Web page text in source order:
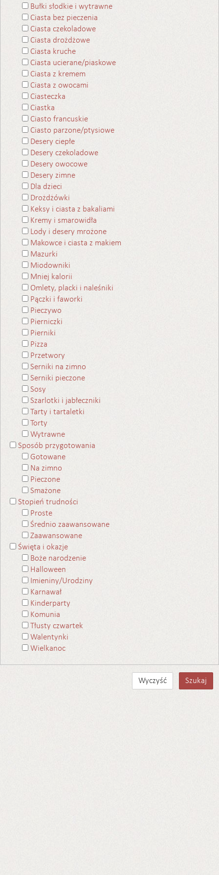
Bułki słodkie i wytrawne
Ciasta bez pieczenia
Ciasta czekoladowe
Ciasta drożdżowe
Ciasta kruche
Ciasta ucierane/piaskowe
Ciasta z kremem
Ciasta z owocami
Ciasteczka
Ciastka
Ciasto francuskie
Ciasto parzone/ptysiowe
Desery ciepłe
Desery czekoladowe
Desery owocowe
Desery zimne
Dla dzieci
Drożdżówki
Keksy i ciasta z bakaliami
Kremy i smarowidła
Lody i desery mrożone
Makowce i ciasta z makiem
Mazurki
Miodowniki
Mniej kalorii
Omlety, placki i naleśniki
Pączki i faworki
Pieczywo
Pierniczki
Pierniki
Pizza
Przetwory
Serniki na zimno
Serniki pieczone
Sosy
Szarlotki i jabłeczniki
Tarty i tartaletki
Torty
Wytrawne
Sposób przygotowania
Gotowane
Na zimno
Pieczone
Smażone
Stopień trudności
Proste
Średnio zaawansowane
Zaawansowane
Święta i okazje
Boże narodzenie
Halloween
Imieniny/Urodziny
Karnawał
Kinderparty
Komunia
Tłusty czwartek
Walentynki
Wielkanoc